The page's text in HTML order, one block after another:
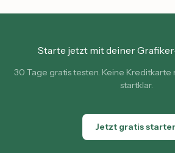
Starte jetzt mit deiner
30 Tage gratis testen. Keine Kreditkarte
startklar.
Jetzt gratis